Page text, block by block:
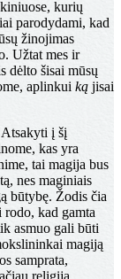
kurių
parodydami, kad
žinojimas
Užtat mes ir
dėlto šisai mūsų
aplinkui ką jisai
į šį
kas yra
tai magija bus
nes maginiais
būtybę. Žodis čia
kad gamta
asmuo gali būti
magiją
samprata,
religiją